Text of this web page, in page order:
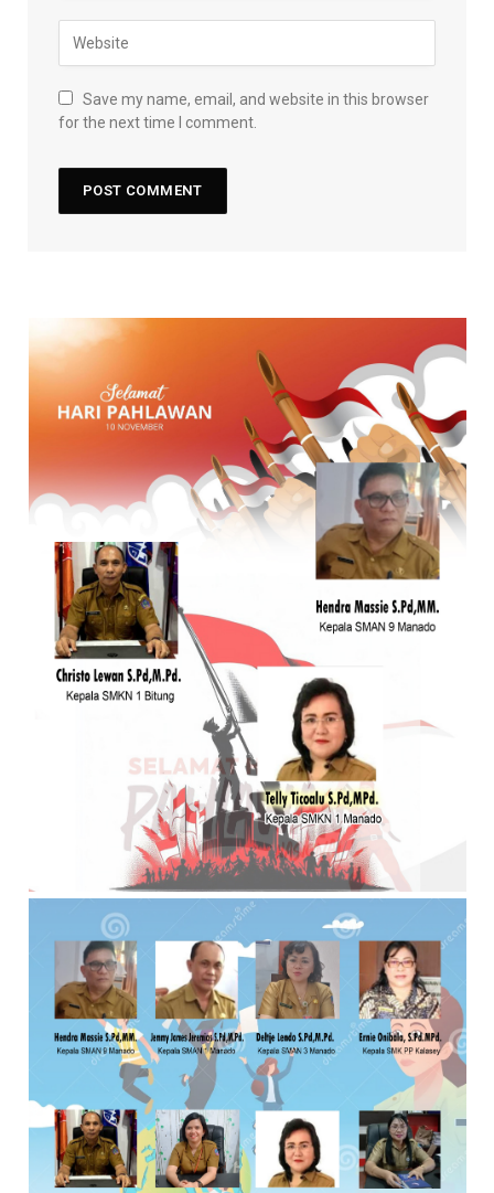
Save my name, email, and website in this browser
for the next time I comment.